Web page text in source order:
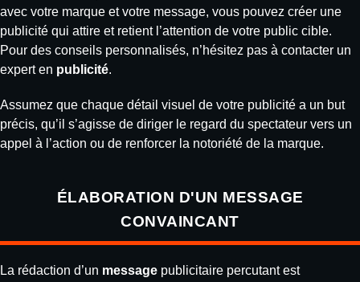
avec votre marque et votre message, vous pouvez créer une
publicité qui attire et retient l’attention de votre public cible.
Pour des conseils personnalisés, n’hésitez pas à contacter un
expert en publicité.
Assumez que chaque détail visuel de votre publicité a un but
précis, qu’il s’agisse de diriger le regard du spectateur vers un
appel à l’action ou de renforcer la notoriété de la marque.
ÉLABORATION D'UN MESSAGE
CONVAINCANT
La rédaction d’un message publicitaire percutant est